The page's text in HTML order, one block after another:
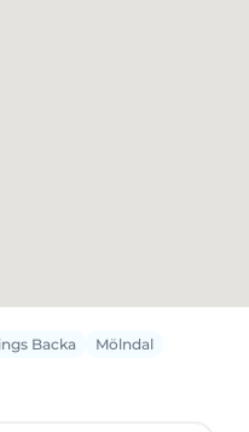
Backa
Mölndal